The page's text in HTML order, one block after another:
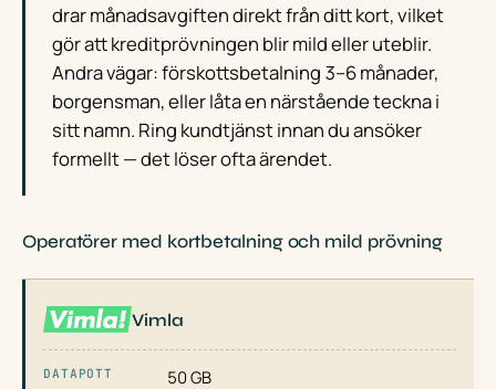
drar månadsavgiften direkt från ditt kort, vilket
gör att kreditprövningen blir mild eller uteblir.
Andra vägar: förskottsbetalning 3–6 månader,
borgensman, eller låta en närstående teckna i
sitt namn. Ring kundtjänst innan du ansöker
formellt — det löser ofta ärendet.
Operatörer med kortbetalning och mild prövning
Vimla
50 GB